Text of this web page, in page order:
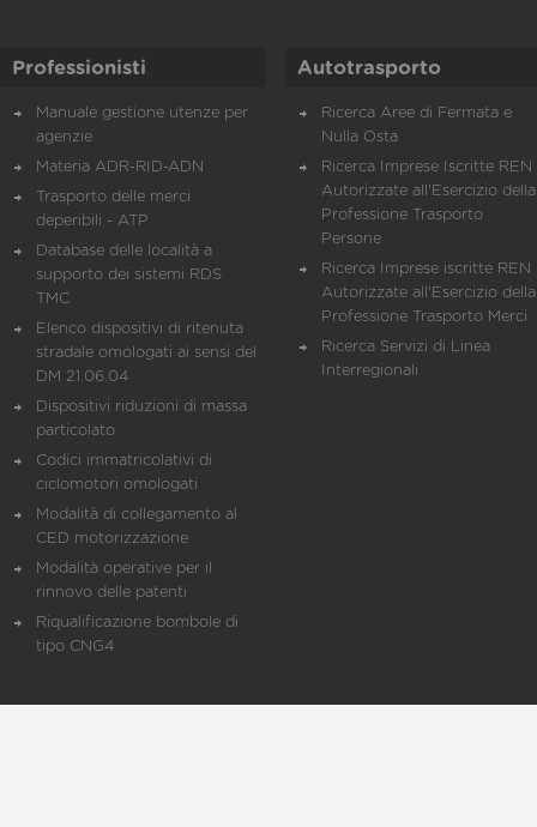
Professionisti
Manuale gestione utenze per
agenzie
Materia ADR-RID-ADN
Trasporto delle merci
deperibili - ATP
Database delle località a
supporto dei sistemi RDS
TMC
Elenco dispositivi di ritenuta
stradale omologati ai sensi del
DM 21.06.04
Dispositivi riduzioni di massa
particolato
Codici immatricolativi di
ciclomotori omologati
Modalità di collegamento al
CED motorizzazione
Modalità operative per il
rinnovo delle patenti
Riqualificazione bombole di
tipo CNG4
Autotrasporto
Ricerca Aree di Fermata e
Nulla Osta
Ricerca Imprese Iscritte REN
Autorizzate all'Esercizio della
Professione Trasporto
Persone
Ricerca Imprese iscritte REN
Autorizzate all'Esercizio della
Professione Trasporto Merci
Ricerca Servizi di Linea
Interregionali